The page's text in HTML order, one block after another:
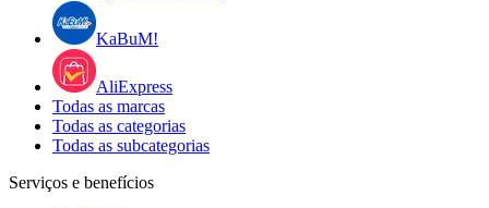
KaBuM!
AliExpress
Todas as marcas
Todas as categorias
Todas as subcategorias
Serviços e benefícios